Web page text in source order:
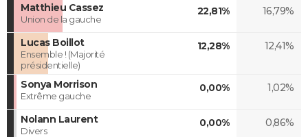
Matthieu Cassez
Union de la gauche
22,81% 16,79%
Lucas Boillot
Ensemble ! (Majorité
présidentielle)
12,28% 12,41%
Sonya Morrison
Extrême gauche
0,00% 1,02%
Nolann Laurent
Divers
0,00% 0,86%